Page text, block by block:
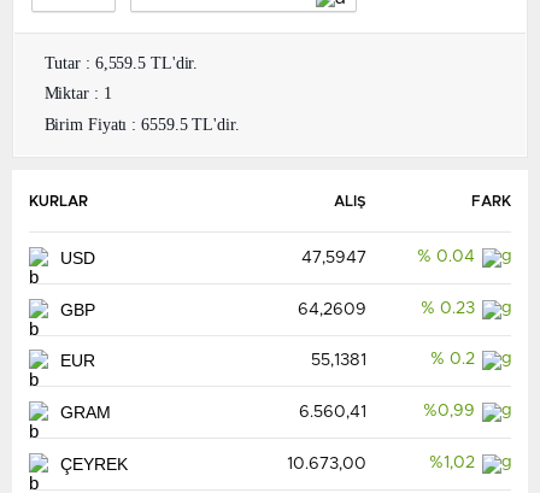
Tutar : 6,559.5 TL'dir.
Miktar : 1
Birim Fiyatı : 6559.5 TL'dir.
KURLAR ALIŞ FARK
USD 47,5947 % 0.04
GBP 64,2609 % 0.23
EUR 55,1381 % 0.2
GRAM 6.560,41 %0,99
ÇEYREK 10.673,00 %1,02